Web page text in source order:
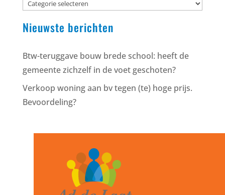
Nieuwste berichten
Btw-teruggave bouw brede school: heeft de
gemeente zichzelf in de voet geschoten?
Verkoop woning aan bv tegen (te) hoge prijs.
Bevoordeling?